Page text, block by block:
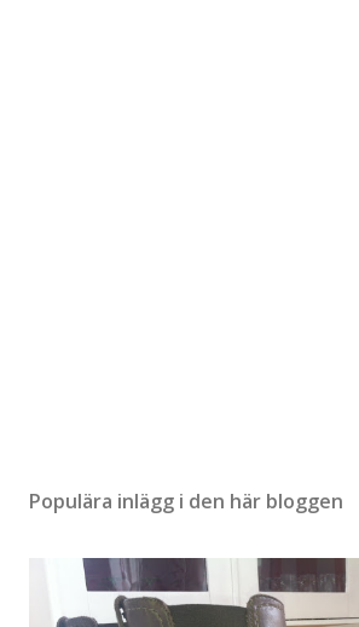
Populära inlägg i den här bloggen